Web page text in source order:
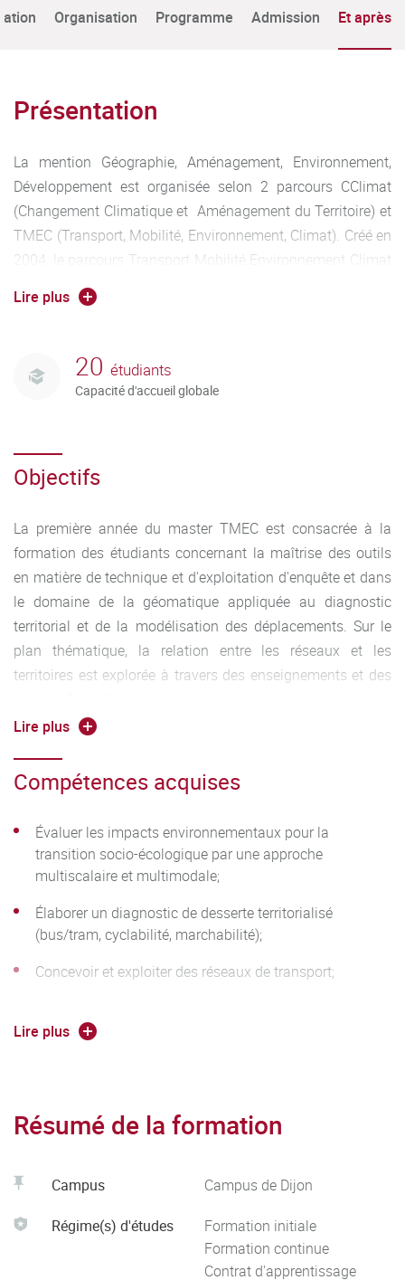
Organisation Programme Admission Et après
Présentation
La mention Géographie, Aménagement, Environnement,
Développement est organisée selon 2 parcours CClimat
(Changement Climatique et Aménagement du Territoire) et
TMEC (Transport, Mobilité, Environnement, Climat). Créé en
2004, le parcours Transport Mobilité Environnement Climat
du master est basé à Dijon et permet d’approfondir les
thématiques autour de ces quatre mots-clés. L’objectif
développement de la mobilité durable afin de réduire les
impacts des nuisances associées : artificialisation des
sensibiliser les étudiants à cette double exigence
environnementale et sociale pour préparer leur insertion
Lire plus
20 étudiants
Capacité d'accueil globale
Objectifs
La première année du master TMEC est consacrée à la
formation des étudiants concernant la maîtrise des outils
en matière de technique et d'exploitation d'enquête et dans
le domaine de la géomatique appliquée au diagnostic
territorial et de la modélisation des déplacements. Sur le
plan thématique, la relation entre les réseaux et les
territoires est explorée à travers des enseignements et des
appel d'offre est également travaillée dans le cadre d'un jeu
Toutes ces compétences seront mises à profit dans la
préparation du TER (travail d'étude et de recherche).
La seconde année du master TMEC est consacrée à la
formation des étudiants sur la relation entre collectivité
territoriale et opérateurs de transports. La connaissance du
fonctionnement de ces grandes entreprises constitue le
maillon essentiel de cette année de
préprofessionnalisation. Cette articulation des secteurs
public et privé est abordée selon les 5 domaines de
Lire plus
Compétences acquises
Évaluer les impacts environnementaux pour la
transition socio-écologique par une approche
multiscalaire et multimodale;
Élaborer un diagnostic de desserte territorialisé
(bus/tram, cyclabilité, marchabilité);
Concevoir et exploiter des réseaux de transport;
compte du contexte réglementaire et des échelons
planification territoriale.
Lire plus
Résumé de la formation
Campus Campus de Dijon
Régime(s) d'études
Formation initiale
Formation continue
Contrat d'apprentissage